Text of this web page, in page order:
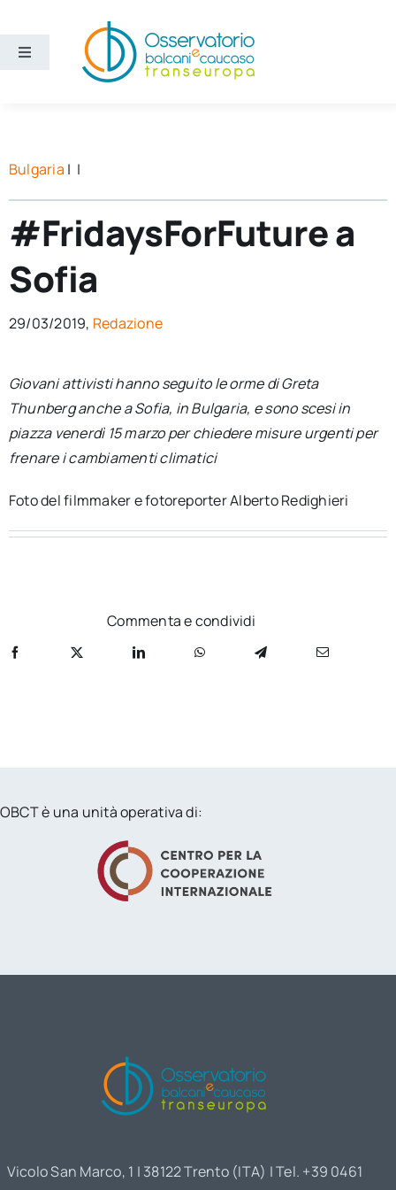
contenuto
Toggle
Ricerca e divulgazione
Sezioni
Chi siamo
Cerca
per:
Newsletter
Bulgaria | |
#FridaysForFuture a
Sofia
29/03/2019, Redazione
Giovani attivisti hanno seguito le orme di Greta
Thunberg anche a Sofia, in Bulgaria, e sono scesi in
piazza venerdì 15 marzo per chiedere misure urgenti per
frenare i cambiamenti climatici
Foto del filmmaker e fotoreporter Alberto Redighieri
Commenta e condividi
OBCT è una unità operativa di:
Vicolo San Marco, 1 | 38122 Trento (ITA) | Tel. +39 0461